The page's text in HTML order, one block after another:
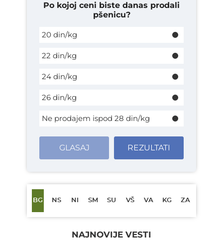
Po kojoj ceni biste danas prodali
pšenicu?
20 din/kg
22 din/kg
24 din/kg
26 din/kg
Ne prodajem ispod 28 din/kg
GLASAJ REZULTATI
BG NS NI SM SU VŠ VA KG ZA
NAJNOVIJE VESTI